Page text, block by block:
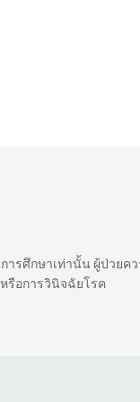
ารศึกษาเท่านั้น ผู้ป่วยค
รือการวินิจฉัยโรค